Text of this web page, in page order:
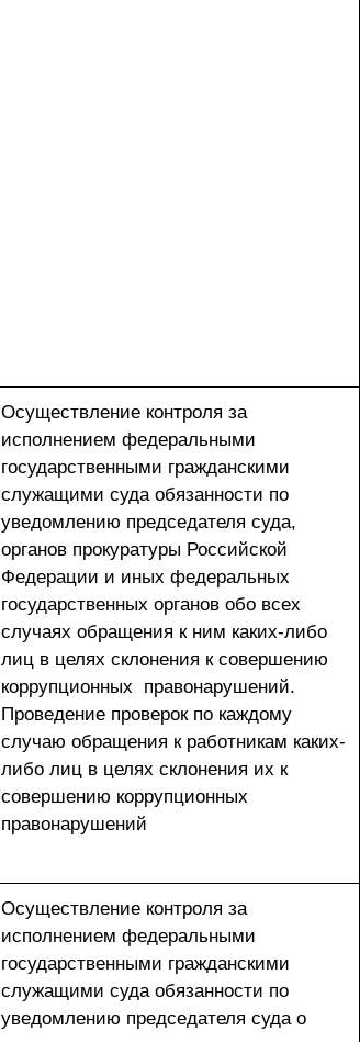
Осуществление контроля за
исполнением федеральными
государственными гражданскими
служащими суда обязанности по
уведомлению председателя суда,
органов прокуратуры Российской
Федерации и иных федеральных
государственных органов обо всех
случаях обращения к ним каких-либо
лиц в целях склонения к совершению
коррупционных правонарушений.
Проведение проверок по каждому
случаю обращения к работникам каких-
либо лиц в целях склонения их к
совершению коррупционных
правонарушений
Осуществление контроля за
исполнением федеральными
государственными гражданскими
служащими суда обязанности по
уведомлению председателя суда о